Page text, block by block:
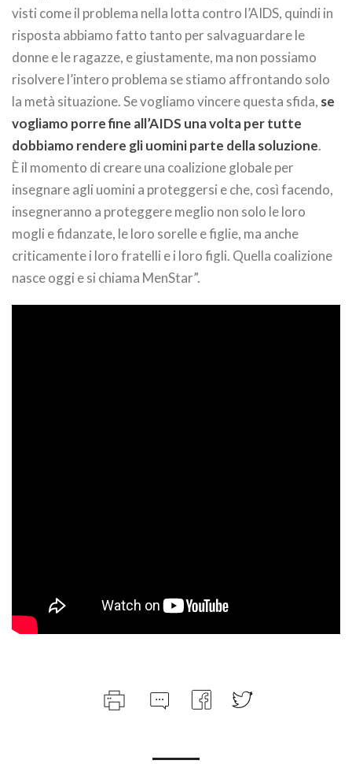
visti come il problema nella lotta contro l’AIDS, quindi in
risposta abbiamo fatto tanto per salvaguardare le
donne e le ragazze, e giustamente, ma non possiamo
risolvere l’intero problema se stiamo affrontando solo
la metà situazione. Se vogliamo vincere questa sfida, se
vogliamo porre fine all’AIDS una volta per tutte
dobbiamo rendere gli uomini parte della soluzione.
È il momento di creare una coalizione globale per
insegnare agli uomini a proteggersi e che, così facendo,
insegneranno a proteggere meglio non solo le loro
mogli e fidanzate, le loro sorelle e figlie, ma anche
criticamente i loro fratelli e i loro figli. Quella coalizione
nasce oggi e si chiama MenStar”.